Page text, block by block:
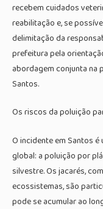
recebem cuidados
reabilitação e, se
delimitação da
prefeitura pela
abordagem conjunta na
Santos.
Os riscos da poluição
O incidente em Santos
global: a poluição por
silvestre. Os jacarés,
ecossistemas, são
pode se acumular ao